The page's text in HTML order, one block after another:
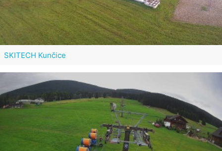
SKITECH Kunčice